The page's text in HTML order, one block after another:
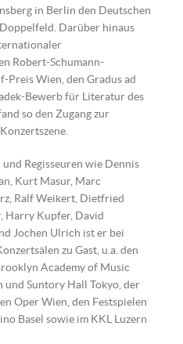
in Berlin den Deutschen
Darüber hinaus
Robert-Schumann-
Wien, den Gradus ad
Bewerb für Literatur des
so den Zugang zur
Regisseuren wie Dennis
Kurt Masur, Marc
Ralf Weikert, Dietfried
Harry Kupfer, David
Jochen Ulrich ist er bei
zu Gast, u.a. den
Academy of Music
und Suntory Hall Tokyo, der
Oper Wien, den Festspielen
Basel sowie im KKL Luzern